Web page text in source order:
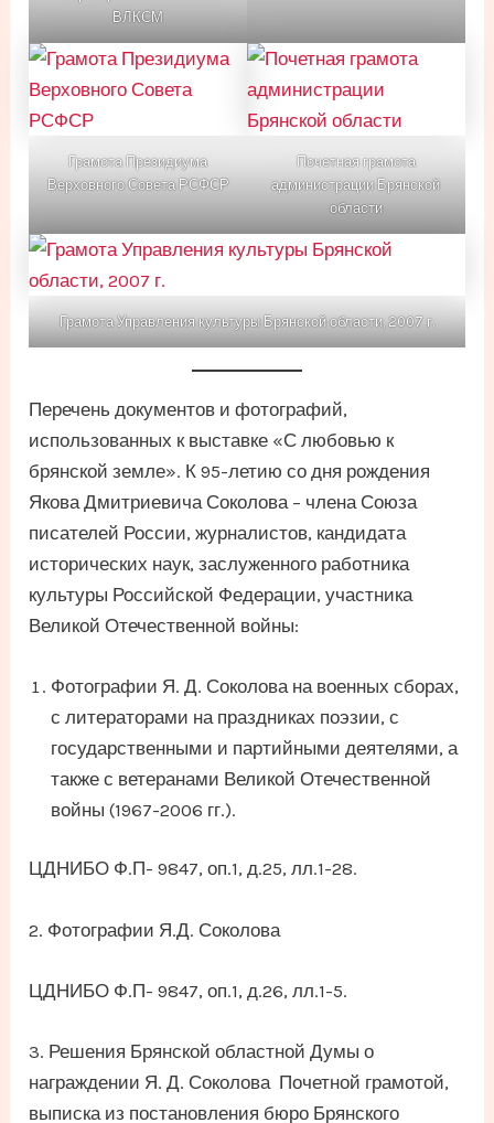
ВЛКСМ
Грамота Президиума
Верховного Совета РСФСР
Почетная грамота
администрации Брянской
области
Грамота Управления культуры Брянской области, 2007 г.
Перечень документов и фотографий,
использованных к выставке «С любовью к
брянской земле». К 95-летию со дня рождения
Якова Дмитриевича Соколова – члена Союза
писателей России, журналистов, кандидата
исторических наук, заслуженного работника
культуры Российской Федерации, участника
Великой Отечественной войны:
Фотографии Я. Д. Соколова на военных сборах,
с литераторами на праздниках поэзии, с
государственными и партийными деятелями, а
также с ветеранами Великой Отечественной
войны (1967-2006 гг.).
ЦДНИБО Ф.П- 9847, оп.1, д.25, лл.1-28.
2. Фотографии Я.Д. Соколова
ЦДНИБО Ф.П- 9847, оп.1, д.26, лл.1-5.
3. Решения Брянской областной Думы о
награждении Я. Д. Соколова Почетной грамотой,
выписка из постановления бюро Брянского